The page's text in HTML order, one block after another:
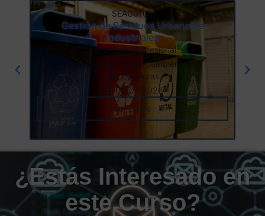
SEAG0108
Gestión de Residuos Urbanos e
Industriales
Certificado Profesional
Seguridad y Medioambiente
291 Horas
02/07/2026
Ver Curso
¿Estás Interesado en
este Curso?